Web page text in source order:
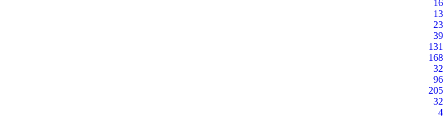
16
13
23
39
131
168
32
96
205
32
4